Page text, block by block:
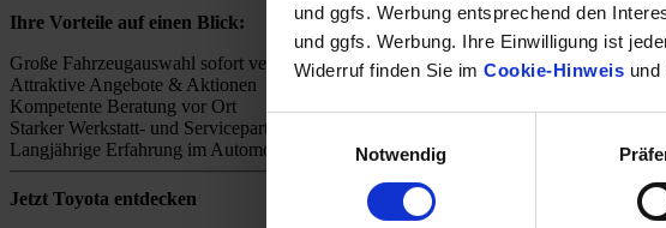
und ggfs. Werbung entsprechend den
und ggfs. Werbung. Ihre Einwilligung ist
Widerruf finden Sie im Cookie-Hinweis und
Einwilligungsauswahl
Notwendig
Ihre Vorteile auf einen Blick:
Große Fahrzeugauswahl sofort verfügbar
Attraktive Angebote & Aktionen
Kompetente Beratung vor Ort
Starker Werkstatt- und Servicepartner
Langjährige Erfahrung im Automobilhandel
Jetzt Toyota entdecken